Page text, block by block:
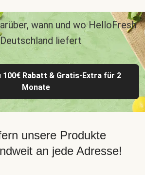
wann und wo HelloFresh
liefert
100€ Rabatt & Gratis-Extra für 2
Monate
unsere Produkte
an jede Adresse!